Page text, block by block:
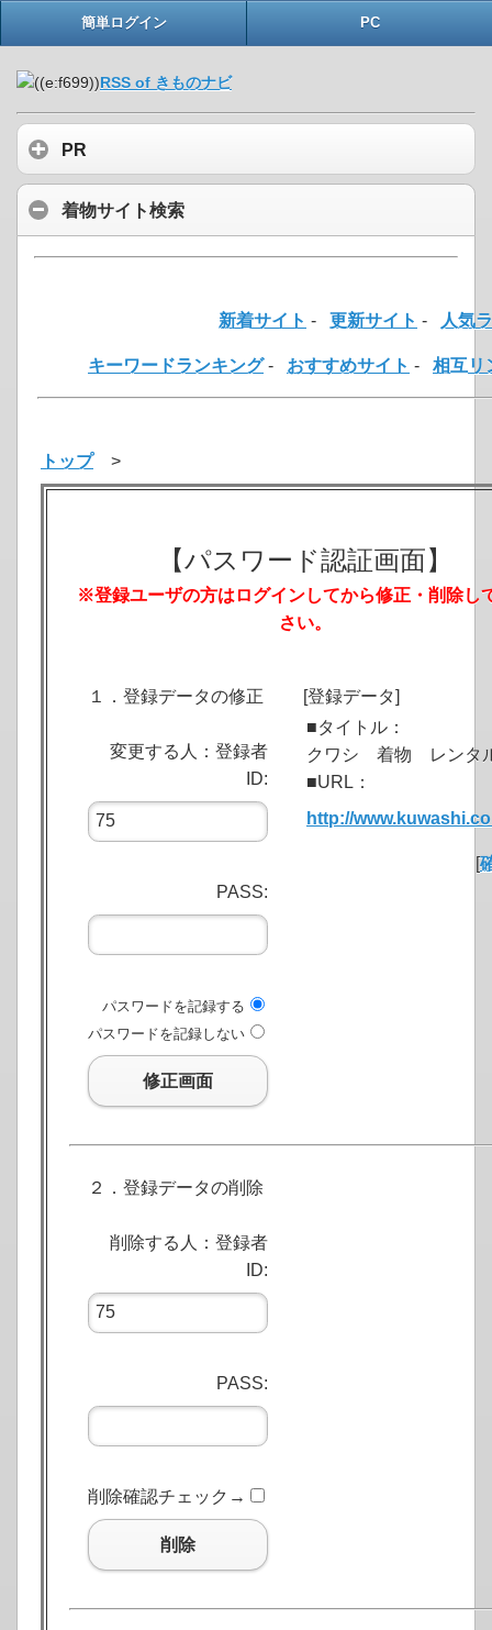
簡単ログイン PC
RSS of きものナビ
PR
着物サイト検索
新着サイト - 更新サイト - 人気
キーワードランキング- おすすめサイト - 相互リ
トップ>
【パスワード認証画面】
※登録ユーザの方はログインしてから修正・削除し
さい。
１．登録データの修正
変更する人：登録者
ID:
PASS:
パスワードを記録する
パスワードを記録しない
修正画面
[登録データ]
■タイトル：
クワシ 着物 レンタ
■URL：
http://
[
２．登録データの削除
削除する人：登録者
ID:
PASS:
削除確認チェック→
削除